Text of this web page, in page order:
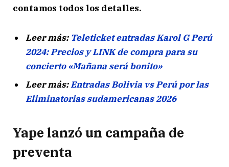
contamos todos los detalles.
Leer más: Teleticket entradas Karol G Perú
2024: Precios y LINK de compra para su
concierto «Mañana será bonito»
Leer más:Entradas Bolivia vs Perú por las
Eliminatorias sudamericanas 2026
Yape lanzó un campaña de
preventa